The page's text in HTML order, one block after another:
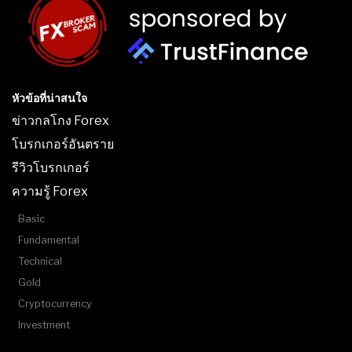
หัวข้อที่น่าสนใจ
ข่าวกลโกง Forex
โบรกเกอร์อันตราย
รีวิวโบรกเกอร์
ความรู้ Forex
Basic
Fundamental
Technical
Gold
Cryptocurrency
Investment